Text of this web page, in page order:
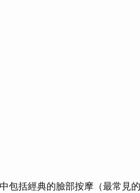
包括經典的臉部按摩（最常見